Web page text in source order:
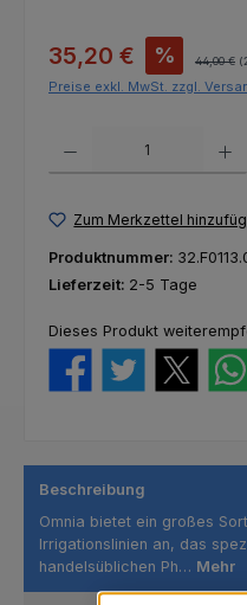
Verkaufspreis:
35,20 € % 44,00 €
Preise exkl. MwSt. zzgl.
Zum Merkzettel
Produktnummer:
Lieferzeit: 2-5 Tage
Dieses Produkt
Beschreibung
Omnia bietet ein großes
Irrigationslinien an, das
handelsüblichen Ph… Mehr